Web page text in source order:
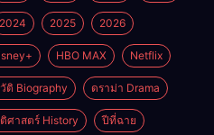
2024 2025 2026
HBO MAX Netflix
ติ Biography ดราม่า Drama
ศาสตร์ History ปีที่ฉาย